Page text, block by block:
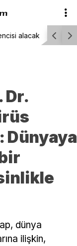
alacak Tayfun
Dr.
Dünyaya
dünya
ilişkin,